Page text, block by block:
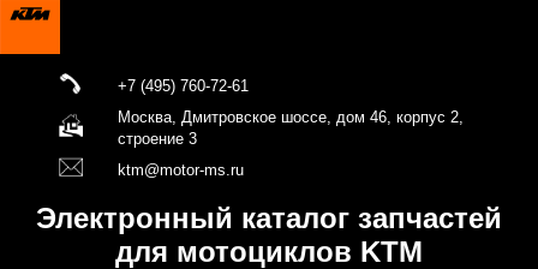
+7 (495) 760-72-61
Москва, Дмитровское шоссе, дом 46, корпус 2,
строение 3
ktm@motor-ms.ru
Электронный каталог запчастей
для мотоциклов KTM